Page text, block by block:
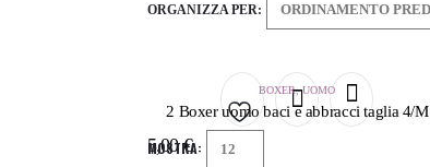
ORGANIZZA PER:
Aggiungi
BOXER,UOMO
2 Boxer uomo baci e abbracci taglia 4/M
5,00€
MOSTRA: